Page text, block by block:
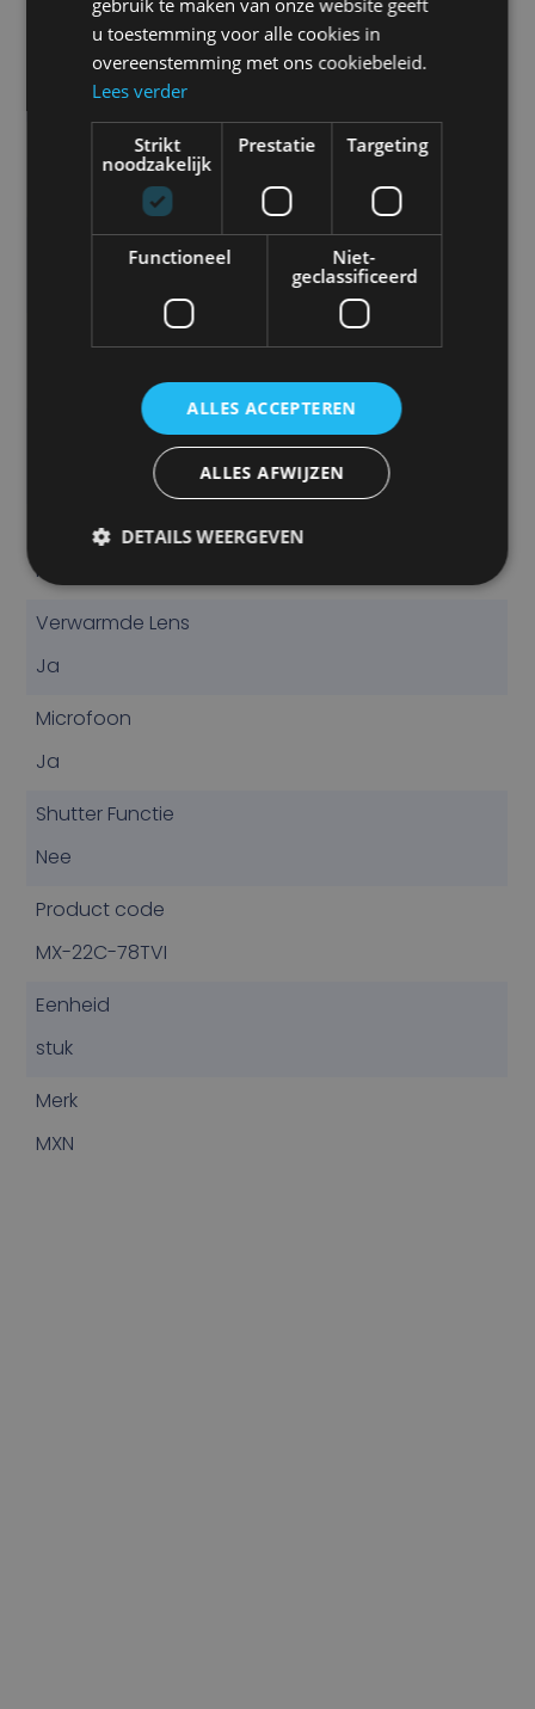
Camera Doel
Achteruit kijken
Mirror en Normal
Kijkhoek (horizontaal)
Kijkhoek (verticaal)
Infrarood Nachtzicht
IP Klasse
IP69K
Verwarmde Lens
Ja
Microfoon
Ja
Shutter Functie
Nee
Product code
MX-22C-78TVI
Eenheid
stuk
Merk
MXN
gebruik te maken van onze website geeft
u toestemming voor alle cookies in
overeenstemming met ons cookiebeleid.
Lees verder
Strikt
noodzakelijk
Prestatie Targeting
Functioneel
Niet-
geclassificeerd
ALLES ACCEPTEREN
ALLES AFWIJZEN
DETAILS WEERGEVEN